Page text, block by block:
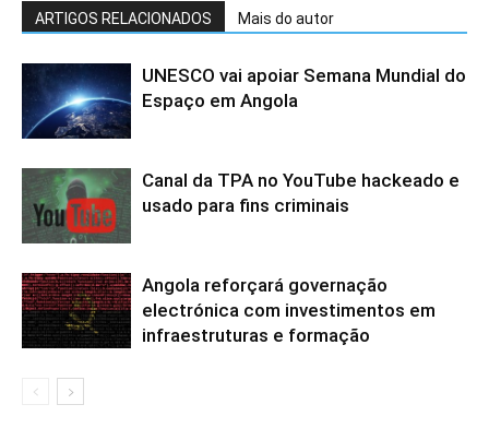
ARTIGOS RELACIONADOS Mais do autor
UNESCO vai apoiar Semana Mundial do
Espaço em Angola
Canal da TPA no YouTube hackeado e
usado para fins criminais
Angola reforçará governação
electrónica com investimentos em
infraestruturas e formação